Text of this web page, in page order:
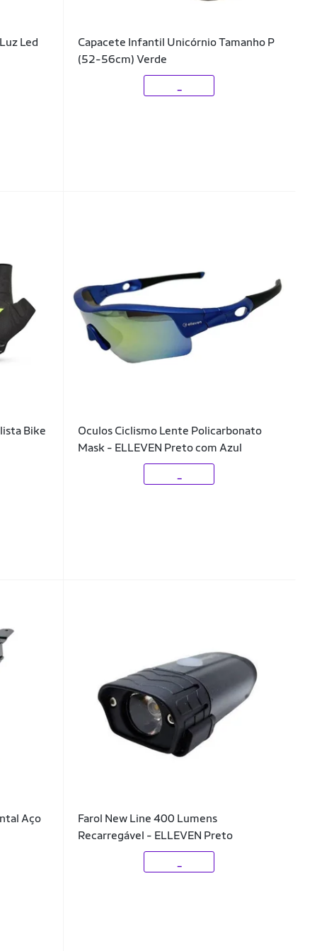
Led
Capacete Infantil Unicórnio Tamanho P
(52-56cm) Verde
Bike
Oculos Ciclismo Lente Policarbonato
Mask - ELLEVEN Preto com Azul
Aço
Farol New Line 400 Lumens
Recarregável - ELLEVEN Preto